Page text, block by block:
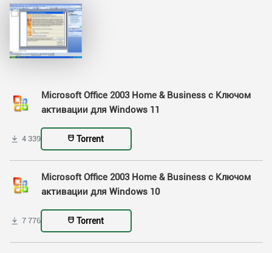
Microsoft Office 2003 Home & Business с Ключом
активации для Windows 11
4 339 Torrent
Microsoft Office 2003 Home & Business с Ключом
активации для Windows 10
7 776 Torrent